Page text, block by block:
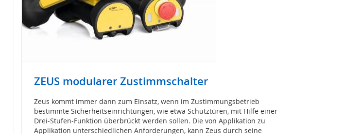
ZEUS modularer Zustimmschalter
Zeus kommt immer dann zum Einsatz, wenn im Zustimmungsbetrieb
bestimmte Sicherheitseinrichtungen, wie etwa Schutztüren, mit Hilfe einer
Drei-Stufen-Funktion überbrückt werden sollen. Die von Applikation zu
Applikation unterschiedlichen Anforderungen, kann Zeus durch seine